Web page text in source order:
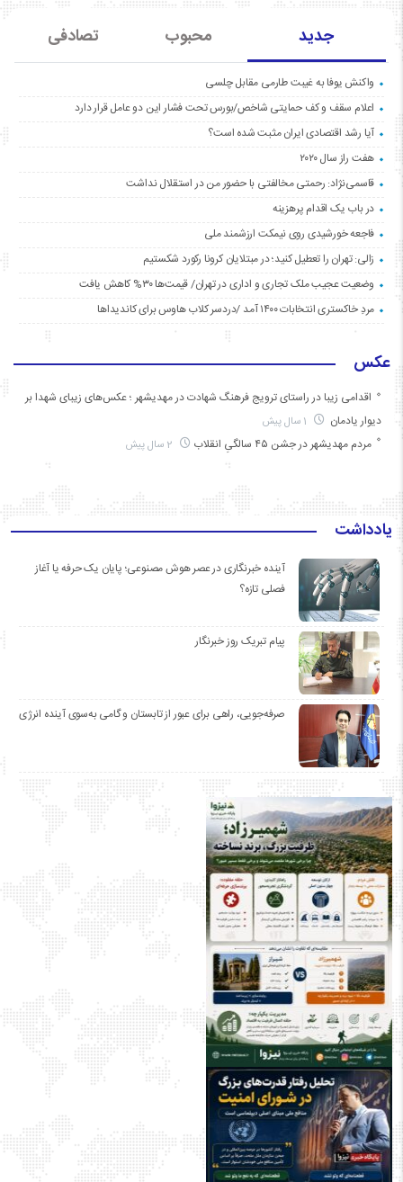
جدید محبوب تصادفی
واکنش یوفا به غیبت طارمی مقابل چلسی
اعلام سقف و کف حمایتی شاخص/بورس تحت فشار این دو عامل قرار دارد
آیا رشد اقتصادی ایران مثبت شده است؟
هفت راز سال ۲۰۲۰
قاسمی‌نژاد: رحمتی مخالفتی با حضور من در استقلال نداشت
در باب یک اقدام پرهزینه
فاجعه خورشیدی روی نیمکت ارزشمند ملی
زالی: تهران را تعطیل کنید؛ در مبتلایان کرونا رکورد شکستیم
وضعیت عجیب ملک تجاری و اداری در تهران/ قیمت‌ها ۳۰% کاهش یافت
مردِ خاکستری انتخابات ۱۴۰۰ آمد /دردسر کلاب هاوس برای کاندیداها
عکس
اقدامی زیبا در راستای ترویج فرهنگ شهادت در مهدیشهر ؛ عکس‌های زیبای شهدا بر
دیوار یادمان
مردم مهدیشهر در جشن ۴۵ سالگیِ انقلاب
یادداشت
آینده خبرنگاری در عصر هوش مصنوعی؛ پایان یک حرفه یا آغاز
فصلی تازه؟
پیام تبریک روز خبرنگار
صرفه‌جویی، راهی برای عبور از تابستان و گامی به‌سوی آینده انرژی